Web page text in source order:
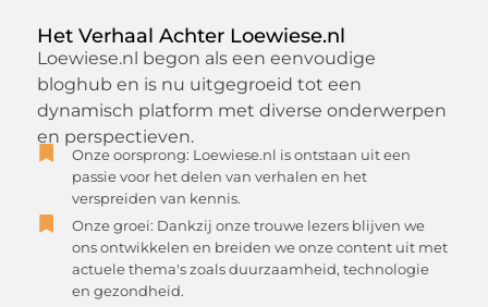
Het Verhaal Achter Loewiese.nl
Loewiese.nl begon als een eenvoudige
bloghub en is nu uitgegroeid tot een
dynamisch platform met diverse onderwerpen
en perspectieven.
Onze oorsprong: Loewiese.nl is ontstaan uit een
passie voor het delen van verhalen en het
verspreiden van kennis.
Onze groei: Dankzij onze trouwe lezers blijven we
ons ontwikkelen en breiden we onze content uit met
actuele thema's zoals duurzaamheid, technologie
en gezondheid.